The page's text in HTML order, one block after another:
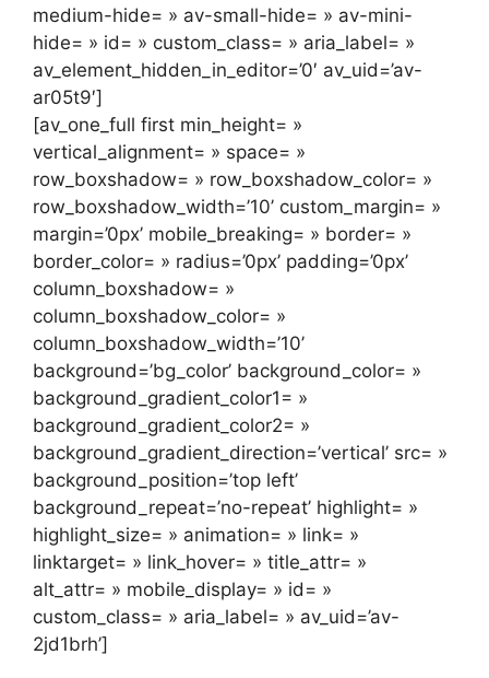
medium-hide= » av-small-hide= » av-mini-
hide= » id= » custom_class= » aria_label= »
av_element_hidden_in_editor=’0′ av_uid=’av-
ar05t9′]
[av_one_full first min_height= »
vertical_alignment= » space= »
row_boxshadow= » row_boxshadow_color= »
row_boxshadow_width=’10’ custom_margin= »
margin=’0px’ mobile_breaking= » border= »
border_color= » radius=’0px’ padding=’0px’
column_boxshadow= »
column_boxshadow_color= »
column_boxshadow_width=’10’
background=’bg_color’ background_color= »
background_gradient_color1= »
background_gradient_color2= »
background_gradient_direction=’vertical’ src= »
background_position=’top left’
background_repeat=’no-repeat’ highlight= »
highlight_size= » animation= » link= »
linktarget= » link_hover= » title_attr= »
alt_attr= » mobile_display= » id= »
custom_class= » aria_label= » av_uid=’av-
2jd1brh’]